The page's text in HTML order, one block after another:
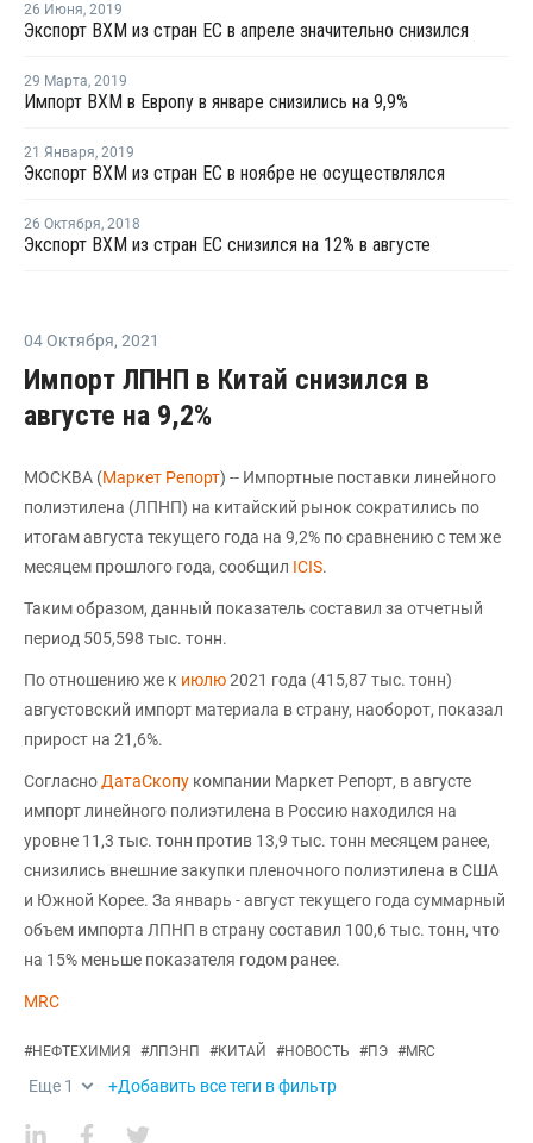
26 Июня, 2019
Экспорт ВХМ из стран ЕС в апреле значительно снизился
29 Марта, 2019
Импорт ВХМ в Европу в январе снизились на 9,9%
21 Января, 2019
Экспорт ВХМ из стран ЕС в ноябре не осуществлялся
26 Октября, 2018
Экспорт ВХМ из стран ЕС снизился на 12% в августе
04 Октября, 2021
Импорт ЛПНП в Китай снизился в
августе на 9,2%
МОСКВА (Маркет Репорт) -- Импортные поставки линейного
полиэтилена (ЛПНП) на китайский рынок сократились по
итогам августа текущего года на 9,2% по сравнению с тем же
месяцем прошлого года, сообщил ICIS.
Таким образом, данный показатель составил за отчетный
период 505,598 тыс. тонн.
По отношению же к июлю2021 года (415,87 тыс. тонн)
августовский импорт материала в страну, наоборот, показал
прирост на 21,6%.
СогласноДатаСкопу компании Маркет Репорт, в августе
импорт линейного полиэтилена в Россию находился на
уровне 11,3 тыс. тонн против 13,9 тыс. тонн месяцем ранее,
снизились внешние закупки пленочного полиэтилена в США
и Южной Корее. За январь - август текущего года суммарный
объем импорта ЛПНП в страну составил 100,6 тыс. тонн, что
на 15% меньше показателя годом ранее.
MRC
#НЕФТЕХИМИЯ #ЛПЭНП #КИТАЙ #НОВОСТЬ #ПЭ #MRC
Еще 1 +Добавить все теги в фильтр